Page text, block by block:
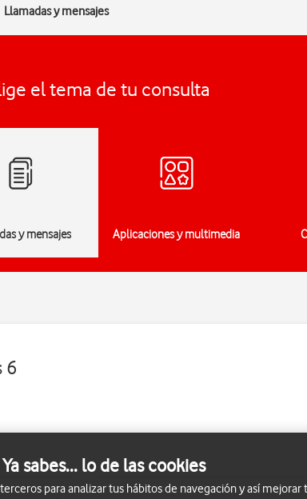
Llamadas y mensajes
el tema de tu consulta
y mensajes Aplicaciones y multimedia
6
Ya sabes... lo de las cookies
para analizar tus hábitos de navegación y así mejorar